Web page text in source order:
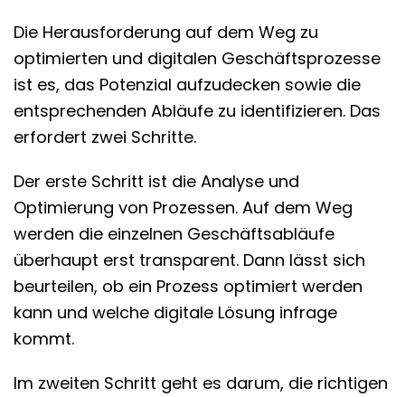
Die Herausforderung auf dem Weg zu
optimierten und digitalen Geschäftsprozesse
ist es, das Potenzial aufzudecken sowie die
entsprechenden Abläufe zu identifizieren. Das
erfordert zwei Schritte.
Der erste Schritt ist die Analyse und
Optimierung von Prozessen. Auf dem Weg
werden die einzelnen Geschäftsabläufe
überhaupt erst transparent. Dann lässt sich
beurteilen, ob ein Prozess optimiert werden
kann und welche digitale Lösung infrage
kommt.
Im zweiten Schritt geht es darum, die richtigen